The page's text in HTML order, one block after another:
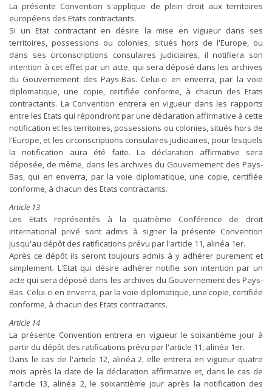
La présente Convention s'applique de plein droit aux territoires
européens des Etats contractants.
Si un Etat contractant en désire la mise en vigueur dans ses
territoires, possessions ou colonies, situés hors de l'Europe, ou
dans ses circonscriptions consulaires judiciaires, il notifiera son
intention à cet effet par un acte, qui sera déposé dans les archives
du Gouvernement des Pays-Bas. Celui-ci en enverra, par la voie
diplomatique, une copie, certifiée conforme, à chacun des Etats
contractants. La Convention entrera en vigueur dans les rapports
entre les Etats qui répondront par une déclaration affirmative à cette
notification et les territoires, possessions ou colonies, situés hors de
l'Europe, et les circonscriptions consulaires judiciaires, pour lesquels
la notification aura été faite. La déclaration affirmative sera
déposée, de même, dans les archives du Gouvernement des Pays-
Bas, qui en enverra, par la voie diplomatique, une copie, certifiée
conforme, à chacun des Etats contractants.
Article 13
Les Etats représentés à la quatrième Conférence de droit
international privé sont admis à signer la présente Convention
jusqu'au dépôt des ratifications prévu par l'article 11, alinéa 1er.
Après ce dépôt ils seront toujours admis à y adhérer purement et
simplement. L'Etat qui désire adhérer notifie son intention par un
acte qui sera déposé dans les archives du Gouvernement des Pays-
Bas. Celui-ci en enverra, par la voie diplomatique, une copie, certifiée
conforme, à chacun des Etats contractants.
Article 14
La présente Convention entrera en vigueur le soixantième jour à
partir du dépôt des ratifications prévu par l'article 11, alinéa 1er.
Dans le cas de l'article 12, alinéa 2, elle entrera en vigueur quatre
mois après la date de la déclaration affirmative et, dans le cas de
l'article 13, alinéa 2, le soixantième jour après la notification des